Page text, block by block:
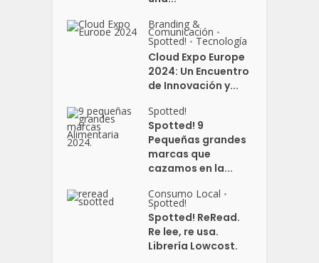
Branding &
Comunicación •
Spotted! • Tecnología
Cloud Expo Europe
2024: Un Encuentro
de Innovación y...
Spotted!
Spotted! 9
Pequeñas grandes
marcas que
cazamos en la...
Consumo Local •
Spotted!
Spotted! ReRead.
Re lee, re usa.
Librería Lowcost.